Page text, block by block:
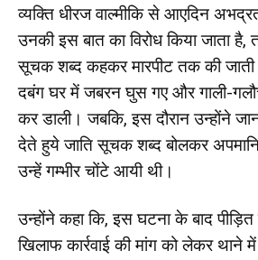
व्यक्ति धीरज वाल्मीकि से आएदिन
उनकी इस बात का विरोध किया जाता
सूचक शब्द कहकर मारपीट तक की जाती
दबंग घर में जबरन घुस गए और गाली-
कर डाली। जबकि, इस दौरान उन्होंने
देते हुये जाति सूचक शब्द बोलकर
उन्हें गम्भीर चोंटे आयी थी।
उन्होंने कहा कि, इस घटना के बाद पीड़ित
खिलाफ कार्रवाई की मांग को लेकर थाने